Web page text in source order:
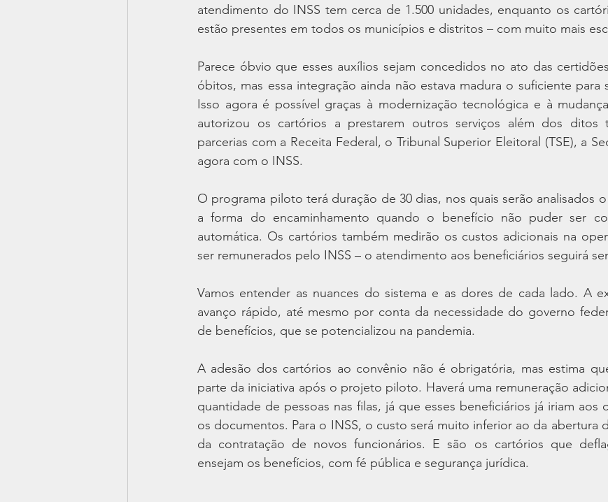
atendimento do INSS tem cerca de 1.500 unidades, enquanto os
estão presentes em todos os municípios e distritos – com muito mais
Parece óbvio que esses auxílios sejam concedidos no ato das
óbitos, mas essa integração ainda não estava madura o suficiente para
Isso agora é possível graças à modernização tecnológica e à
autorizou os cartórios a prestarem outros serviços além dos ditos
parcerias com a Receita Federal, o Tribunal Superior Eleitoral (TSE), a
agora com o INSS.
O programa piloto terá duração de 30 dias, nos quais serão analisados
a forma do encaminhamento quando o benefício não puder ser
automática. Os cartórios também medirão os custos adicionais na
ser remunerados pelo INSS – o atendimento aos beneficiários seguirá
Vamos entender as nuances do sistema e as dores de cada lado. A
avanço rápido, até mesmo por conta da necessidade do governo
de benefícios, que se potencializou na pandemia.
A adesão dos cartórios ao convênio não é obrigatória, mas estima
parte da iniciativa após o projeto piloto. Haverá uma remuneração
quantidade de pessoas nas filas, já que esses beneficiários já iriam aos
os documentos. Para o INSS, o custo será muito inferior ao da abertura
da contratação de novos funcionários. E são os cartórios que
ensejam os benefícios, com fé pública e segurança jurídica.